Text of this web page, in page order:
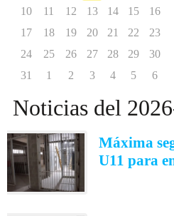
10
11 12 13 14 15
16
17
18 19 20 21 22
23
24
25 26 27 28 29
30
31
1 2 3 4 5 6
Noticias del
Máxima
U11 para